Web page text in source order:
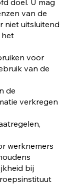
van de
niet uitsluitend
het
voor
van de
de
verkregen
werknemers
bij